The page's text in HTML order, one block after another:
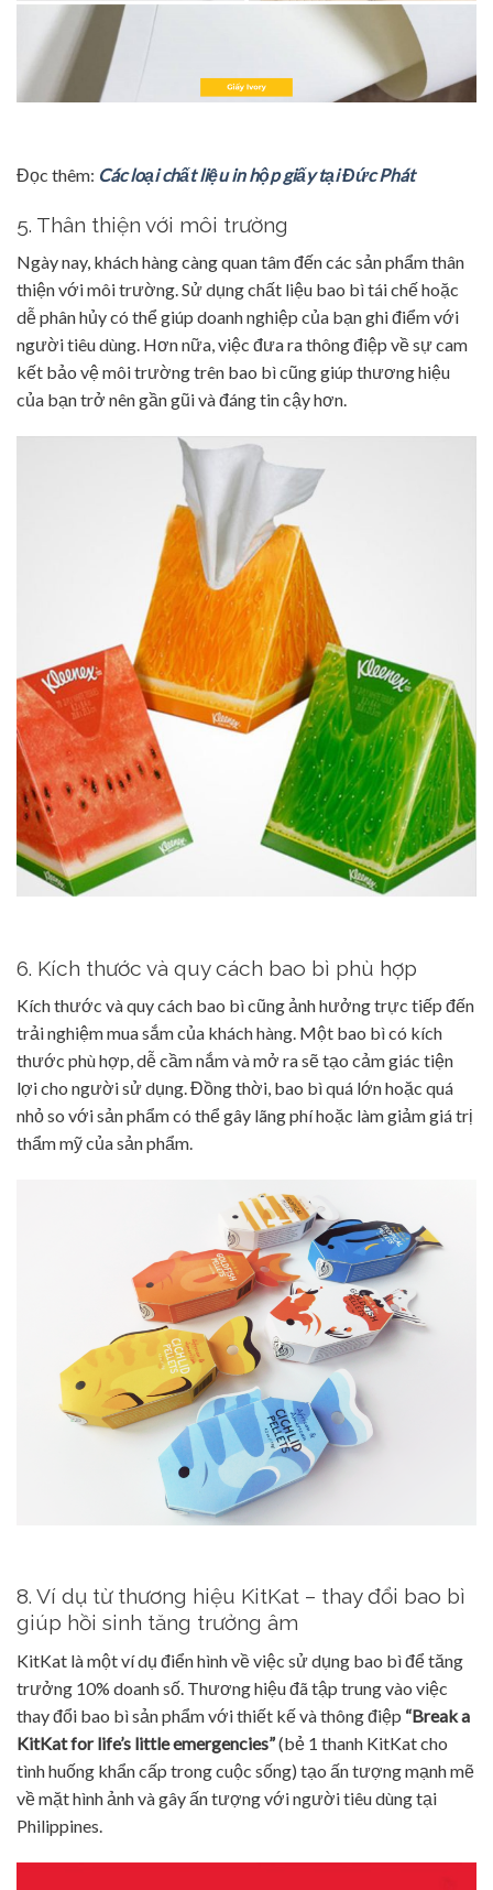
Đọc thêm: Các loại chất liệu in hộp giấy tại Đức Phát
5. Thân thiện với môi trường
Ngày nay, khách hàng càng quan tâm đến các sản phẩm thân
thiện với môi trường. Sử dụng chất liệu bao bì tái chế hoặc
dễ phân hủy có thể giúp doanh nghiệp của bạn ghi điểm với
người tiêu dùng. Hơn nữa, việc đưa ra thông điệp về sự cam
kết bảo vệ môi trường trên bao bì cũng giúp thương hiệu
của bạn trở nên gần gũi và đáng tin cậy hơn.
6. Kích thước và quy cách bao bì phù hợp
Kích thước và quy cách bao bì cũng ảnh hưởng trực tiếp đến
trải nghiệm mua sắm của khách hàng. Một bao bì có kích
thước phù hợp, dễ cầm nắm và mở ra sẽ tạo cảm giác tiện
lợi cho người sử dụng. Đồng thời, bao bì quá lớn hoặc quá
nhỏ so với sản phẩm có thể gây lãng phí hoặc làm giảm giá trị
thẩm mỹ của sản phẩm.
8. Ví dụ từ thương hiệu KitKat – thay đổi bao bì
giúp hồi sinh tăng trưởng âm
KitKat là một ví dụ điển hình về việc sử dụng bao bì để tăng
trưởng 10% doanh số. Thương hiệu đã tập trung vào việc
thay đổi bao bì sản phẩm với thiết kế và thông điệp “Break a
KitKat for life’s little emergencies”(bẻ 1 thanh KitKat cho
tình huống khẩn cấp trong cuộc sống) tạo ấn tượng mạnh mẽ
về mặt hình ảnh và gây ấn tượng với người tiêu dùng tại
Philippines.